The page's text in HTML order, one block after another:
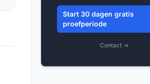
Start 30 dagen gratis
proefperiode
Contact →